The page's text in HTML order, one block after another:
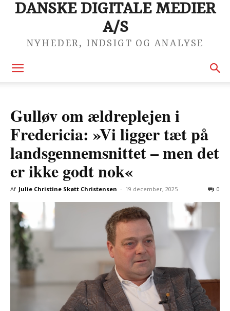
DANSKE DIGITALE MEDIER
A/S
NYHEDER, INDSIGT OG ANALYSE
Gulløv om ældreplejen i
Fredericia: »Vi ligger tæt på
landsgennemsnittet – men det
er ikke godt nok«
Af Julie Christine Skøtt Christensen - 19 december, 2025 0